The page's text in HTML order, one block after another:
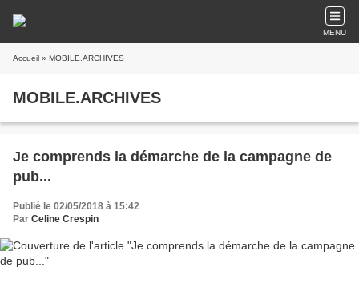
MENU
Accueil » MOBILE.ARCHIVES
MOBILE.ARCHIVES
Je comprends la démarche de la campagne de
pub...
Publié le 02/05/2018 à 15:42
Par Celine Crespin